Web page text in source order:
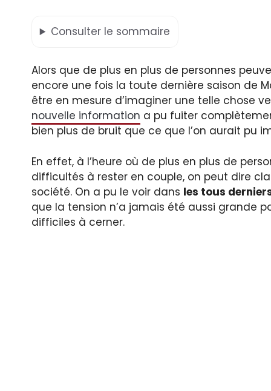
Consulter le sommaire
Alors que de plus en plus de personnes
encore une fois la toute dernière saison de
être en mesure d’imaginer une telle chose
nouvelle information a pu fuiter
bien plus de bruit que ce que l’on aurait pu
En effet, à l’heure où de plus en plus de
difficultés à rester en couple, on peut dire
société. On a pu le voir dans les tous
que la tension n’a jamais été aussi grande
difficiles à cerner.